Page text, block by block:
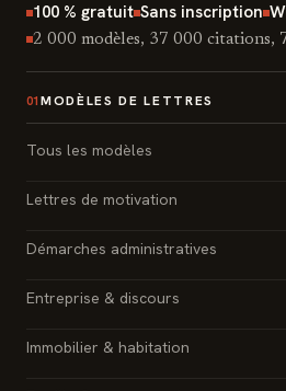
100 % gratuit Sans inscription
2 000 modèles, 37 000 citations,
01 MODÈLES DE LETTRES
Tous les modèles
Lettres de motivation
Démarches administratives
Entreprise & discours
Immobilier & habitation